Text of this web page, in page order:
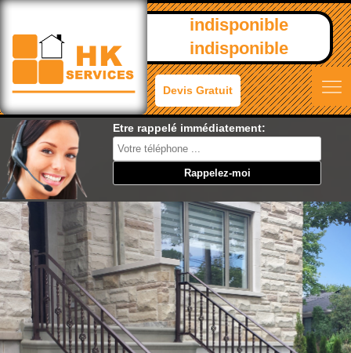
indisponible
indisponible
Devis Gratuit
Etre rappelé immédiatement: